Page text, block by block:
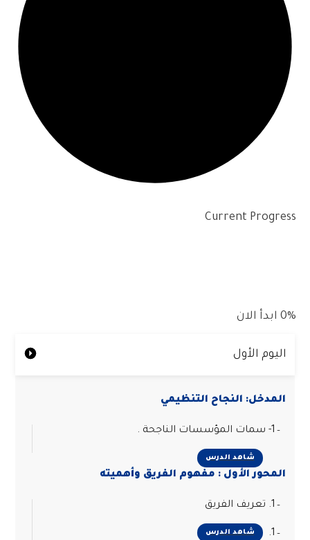
Current Progress
0% ابدأ الان
اليوم الأول
المدخل: النجاح التنظيمي
شاهد الدرس
المحور الأول : مفهوم الفريق وأهميته
شاهد الدرس
1.